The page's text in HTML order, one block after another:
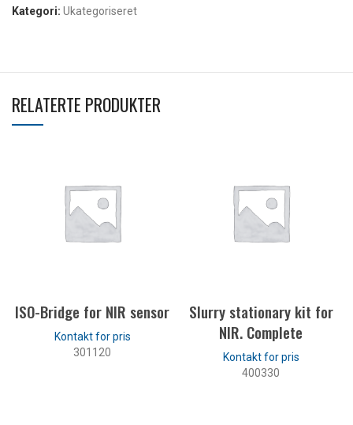
Kategori: Ukategoriseret
RELATERTE PRODUKTER
ISO-Bridge for NIR sensor
301120
Slurry stationary kit for
NIR. Complete
400330